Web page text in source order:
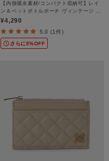
【内側吸水素材/コンパクト収納可】レイ
ン＆ペットボトルポーチ ヴィンテージ ソ
ルジャー柄
¥4,290
5.0 (1件)
さらに5%OFF